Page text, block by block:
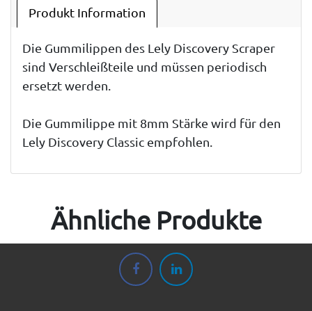
Produkt Information
Die Gummilippen des Lely Discovery Scraper
sind Verschleißteile und müssen periodisch
ersetzt werden.
Die Gummilippe mit 8mm Stärke wird für den
Lely Discovery Classic empfohlen.
Ähnliche Produkte